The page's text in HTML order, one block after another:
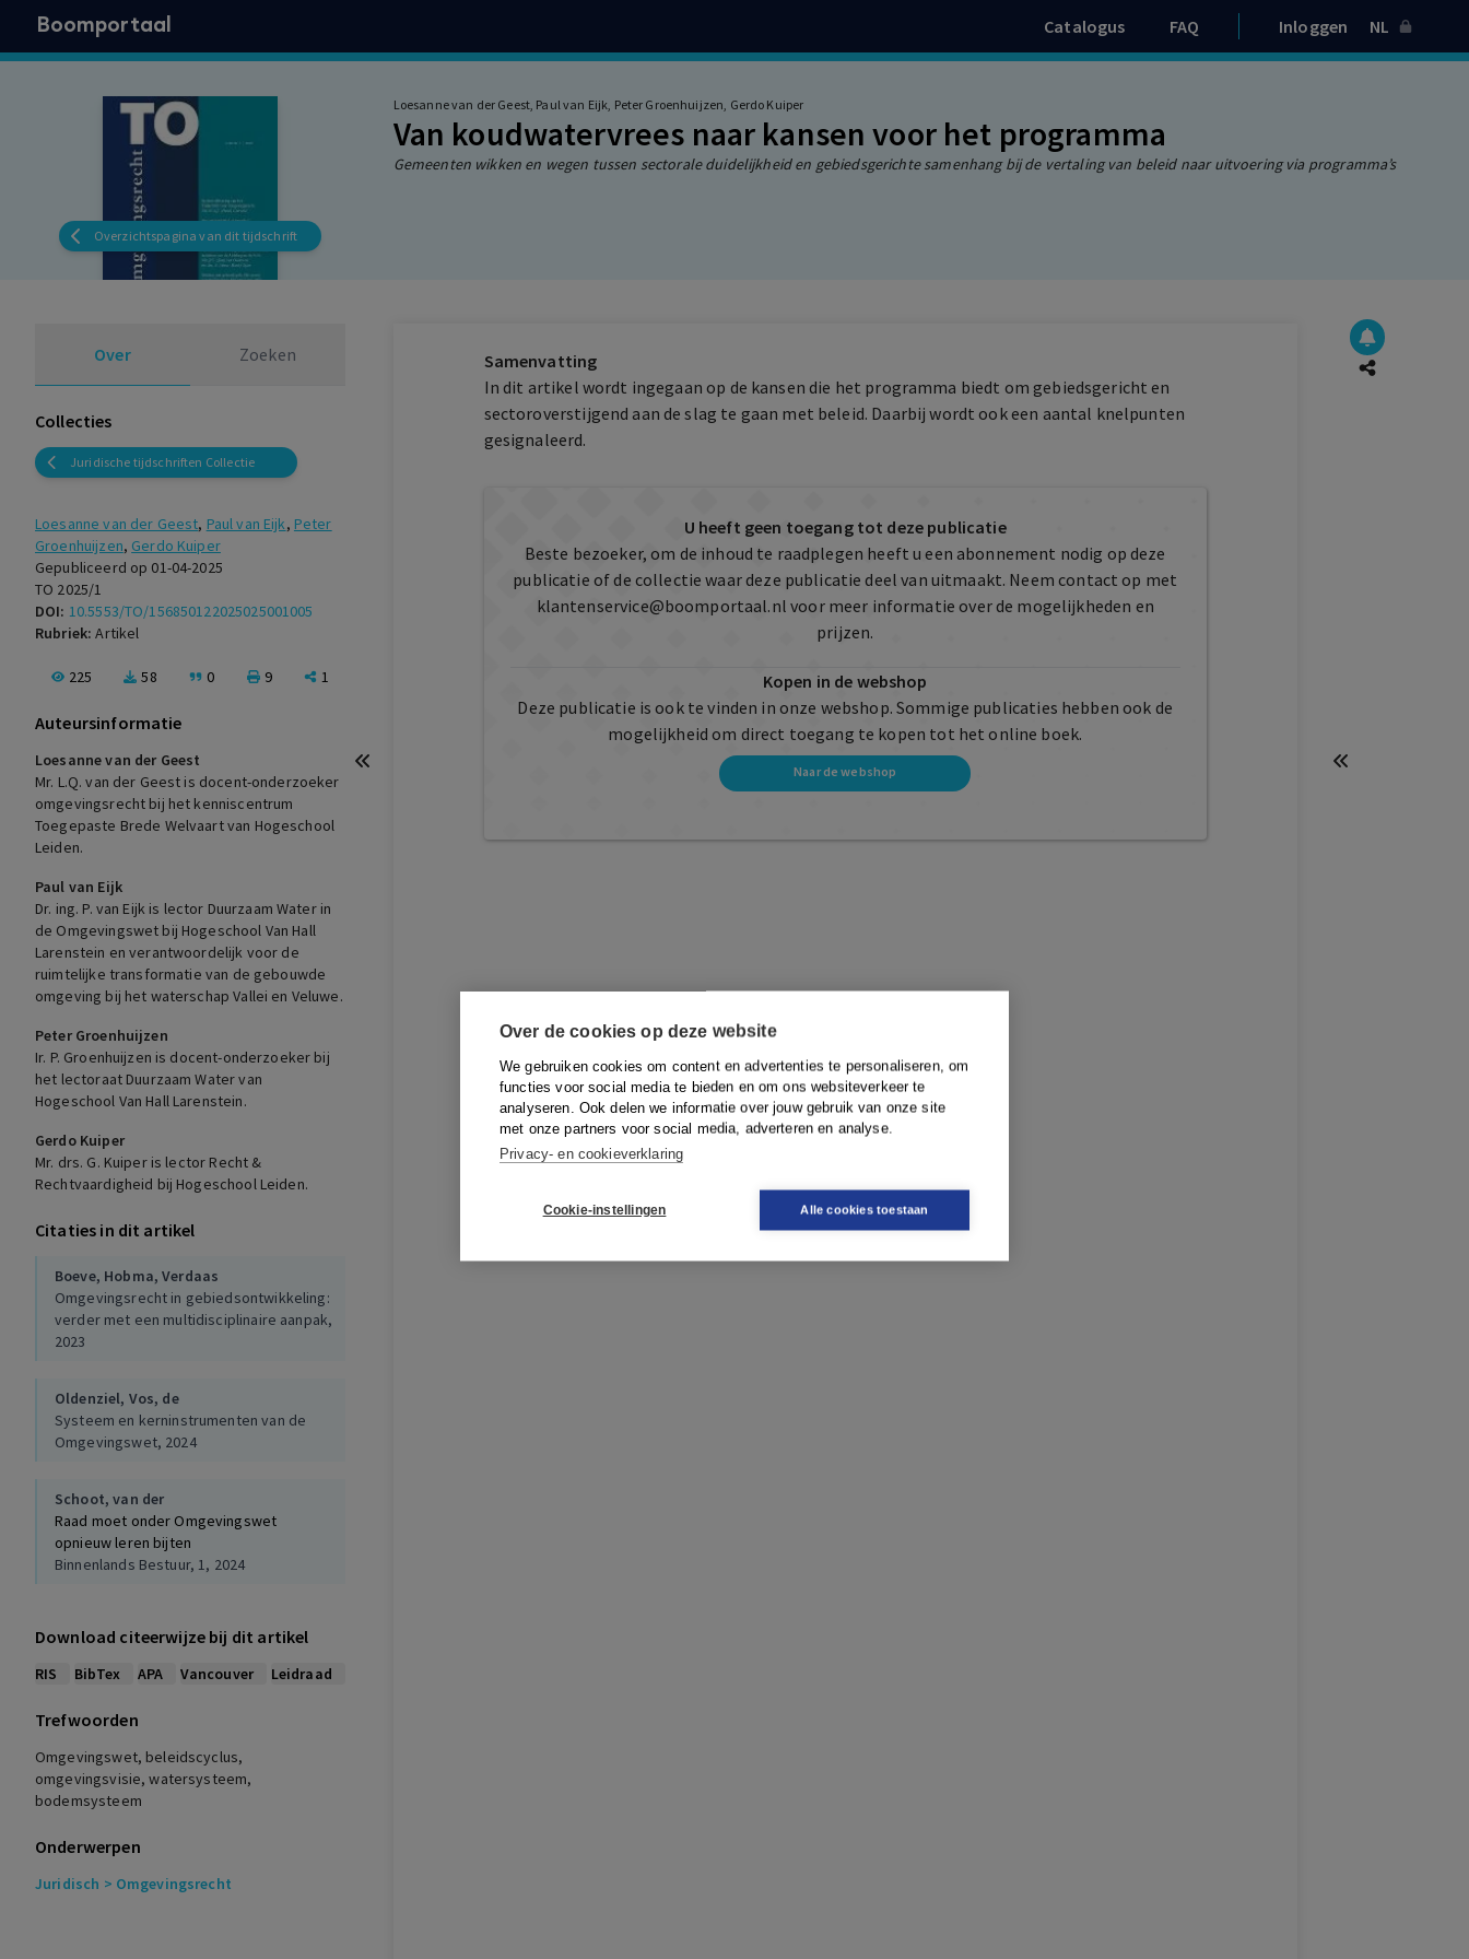
Over de cookies op deze website
We gebruiken cookies om content en advertenties te personaliseren, om
functies voor social media te bieden en om ons websiteverkeer te
analyseren. Ook delen we informatie over jouw gebruik van onze site
met onze partners voor social media, adverteren en analyse.
Privacy- en cookieverklaring
Cookie-instellingen Alle cookies toestaan
Boomportaal Catalogus FAQ Inloggen NL
Overzichtspagina van dit tijdschrift
Loesanne van der Geest, Paul van Eijk, Peter Groenhuijzen, Gerdo Kuiper
Van koudwatervrees naar kansen voor het programma
Gemeenten wikken en wegen tussen sectorale duidelijkheid en gebiedsgerichte samenhang bij de vertaling van beleid naar uitvoering via programma’s
Over Zoeken
Collecties
Juridische tijdschriften Collectie
Loesanne van der Geest, Paul van Eijk, Peter
Groenhuijzen, Gerdo Kuiper
Gepubliceerd op 01-04-2025
TO 2025/1
DOI: 10.5553/TO/156850122025025001005
Rubriek:Artikel
225 58 0 9 1
Auteursinformatie
Loesanne van der Geest
Mr. L.Q. van der Geest is docent-onderzoeker
omgevingsrecht bij het kenniscentrum
Toegepaste Brede Welvaart van Hogeschool
Leiden.
Paul van Eijk
Dr. ing. P. van Eijk is lector Duurzaam Water in
de Omgevingswet bij Hogeschool Van Hall
Larenstein en verantwoordelijk voor de
ruimtelijke transformatie van de gebouwde
omgeving bij het waterschap Vallei en Veluwe.
Peter Groenhuijzen
Ir. P. Groenhuijzen is docent-onderzoeker bij
het lectoraat Duurzaam Water van
Hogeschool Van Hall Larenstein.
Gerdo Kuiper
Mr. drs. G. Kuiper is lector Recht &
Rechtvaardigheid bij Hogeschool Leiden.
Citaties in dit artikel
Boeve, Hobma,Verdaas
Omgevingsrecht in gebiedsontwikkeling:
verder met een multidisciplinaire aanpak,
2023
Oldenziel, Vos, de
Systeem en kerninstrumenten van de
Omgevingswet, 2024
Schoot, van der
Raad moet onder Omgevingswet
opnieuw leren bijten
Binnenlands Bestuur, 1, 2024
Download citeerwijze bij dit artikel
RIS BibTex APA Vancouver Leidraad
Trefwoorden
Omgevingswet, beleidscyclus,
omgevingsvisie, watersysteem,
bodemsysteem
Onderwerpen
Juridisch > Omgevingsrecht
Samenvatting
In dit artikel wordt ingegaan op de kansen die het programma biedt om gebiedsgericht en
sectoroverstijgend aan de slag te gaan met beleid. Daarbij wordt ook een aantal knelpunten
gesignaleerd.
U heeft geen toegang tot deze publicatie
Beste bezoeker, om de inhoud te raadplegen heeft u een abonnement nodig op deze
publicatie of de collectie waar deze publicatie deel van uitmaakt. Neem contact op met
klantenservice@boomportaal.nl voor meer informatie over de mogelijkheden en
prijzen.
Kopen in de webshop
Deze publicatie is ook te vinden in onze webshop. Sommige publicaties hebben ook de
mogelijkheid om direct toegang te kopen tot het online boek.
Naar de webshop